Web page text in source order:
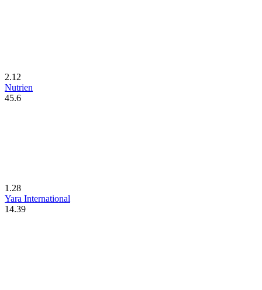
2.12
Nutrien
45.6
1.28
Yara International
14.39